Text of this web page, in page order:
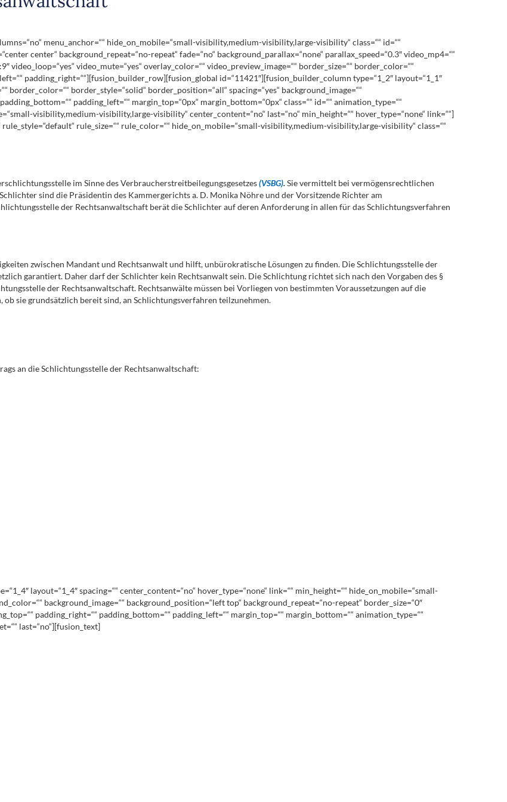
menu_anchor=““ hide_on_mobile=“small-visibility,medium-visibility,large-visibility“ class=““ id=““
center“ background_repeat=“no-repeat“ fade=“no“ background_parallax=“none“ parallax_speed=“0.3″ video_mp4=““
video_loop=“yes“ video_mute=“yes“ overlay_color=““ video_preview_image=““ border_size=““ border_color=““
padding_right=““][fusion_builder_row][fusion_global id=“11421″][fusion_builder_column type=“1_2″ layout=“1_1″
border_color=““ border_style=“solid“ border_position=“all“ spacing=“yes“ background_image=““
padding_left=““ margin_top=“0px“ margin_bottom=“0px“ class=““ id=““ animation_type=““
visibility,medium-visibility,large-visibility“ center_content=“no“ last=“no“ min_height=““ hover_type=“none“ link=““]
rule_size=““ rule_color=““ hide_on_mobile=“small-visibility,medium-visibility,large-visibility“ class=““
im Sinne des Verbraucherstreitbeilegungsgesetzes(VSBG).Sie vermittelt bei vermögensrechtlichen
sind die Präsidentin des Kammergerichts a. D. Monika Nöhre und der Vorsitzende Richter am
der Rechtsanwaltschaft berät die Schlichter auf deren Anforderung in allen für das Schlichtungsverfahren
zwischen Mandant und Rechtsanwalt und hilft, unbürokratische Lösungen zu finden. Die Schlichtungsstelle der
garantiert. Daher darf der Schlichter kein Rechtsanwalt sein. Die Schlichtung richtet sich nach den Vorgaben des §
der Rechtsanwaltschaft. Rechtsanwälte müssen bei Vorliegen von bestimmten Voraussetzungen auf die
sie grundsätzlich bereit sind, an Schlichtungsverfahren teilzunehmen.
an die Schlichtungsstelle der Rechtsanwaltschaft:
layout=“1_4″ spacing=““ center_content=“no“ hover_type=“none“ link=““ min_height=““ hide_on_mobile=“small-
background_image=““ background_position=“left top“ background_repeat=“no-repeat“ border_size=“0″
padding_right=““ padding_bottom=““ padding_left=““ margin_top=““ margin_bottom=““ animation_type=““
last=“no“][fusion_text]